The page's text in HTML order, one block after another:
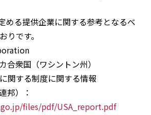
める提供企業に関する参考となるべ
りです。
衆国（ワシントン州）
関する制度に関する情報
邦）：
files/pdf/USA_report.pdf